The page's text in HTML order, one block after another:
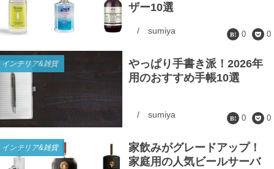
ザー10選
/ sumiya 0 0
インテリア&雑貨
やっぱり手書き派！2026年
用のおすすめ手帳10選
/ sumiya 0 0
インテリア&雑貨
家飲みがグレードアップ！
家庭用の人気ビールサーバ